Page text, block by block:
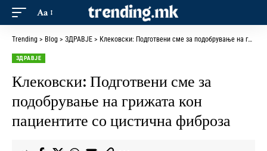
Aa
Trending > Blog > ЗДРАВЈЕ > Клековски: Подготвени сме за подобрување на грижата кон пациентите со цистична фиброза
ЗДРАВЈЕ
Клековски: Подготвени сме за
подобрување на грижата кон
пациентите со цистична фиброза